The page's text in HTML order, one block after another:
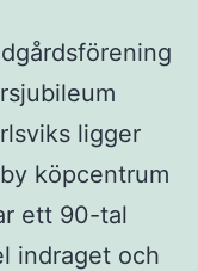
ligger
köpcentrum
ett 90-tal
indraget och